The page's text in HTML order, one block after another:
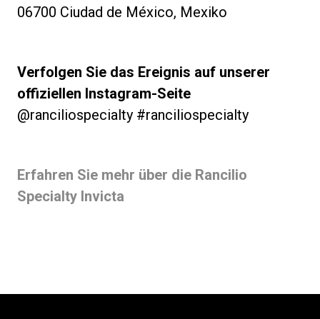
06700 Ciudad de México, Mexiko
Verfolgen Sie das Ereignis auf unserer
offiziellen Instagram-Seite
@ranciliospecialty #ranciliospecialty
Erfahren Sie mehr über die Rancilio
Specialty Invicta